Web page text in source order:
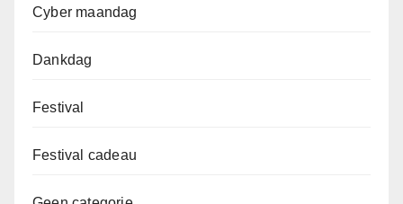
Cyber maandag
Dankdag
Festival
Festival cadeau